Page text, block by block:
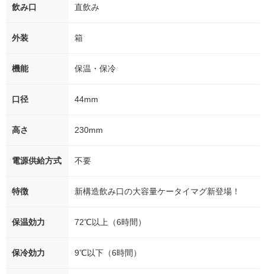
飲み口 直飲み
外装 箱
機能 保温・保冷
口径 44mm
高さ 230mm
電源供給方式 不要
特徴 新構造飲み口の大容量ケータイマグ新登場！
保温効力 72℃以上（6時間）
保冷効力 9℃以下（6時間）